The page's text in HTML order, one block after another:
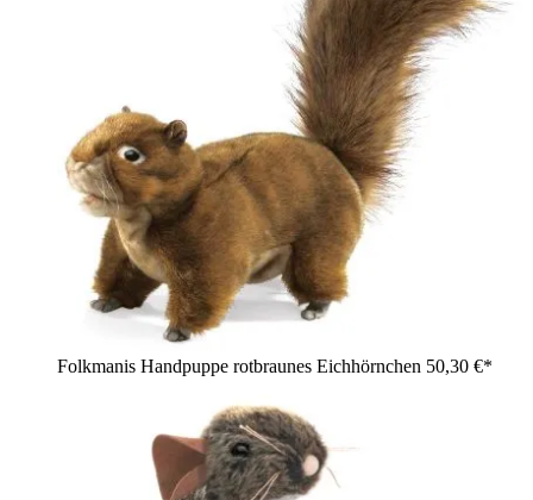
Folkmanis Handpuppe rotbraunes Eichhörnchen 50,30 €*